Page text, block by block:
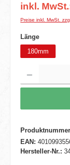
inkl.
Preise inkl. MwSt.
Längeauswählen
180mm
EAN:
Hersteller-Nr.: